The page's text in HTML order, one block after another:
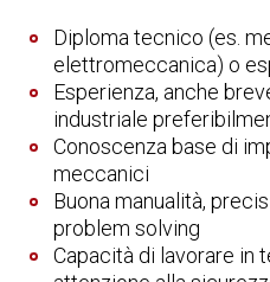
Diploma tecnico (es.
elettromeccanica) o
Esperienza, anche
industriale
Conoscenza base di
meccanici
Buona manualità,
problem solving
Capacità di lavorare in